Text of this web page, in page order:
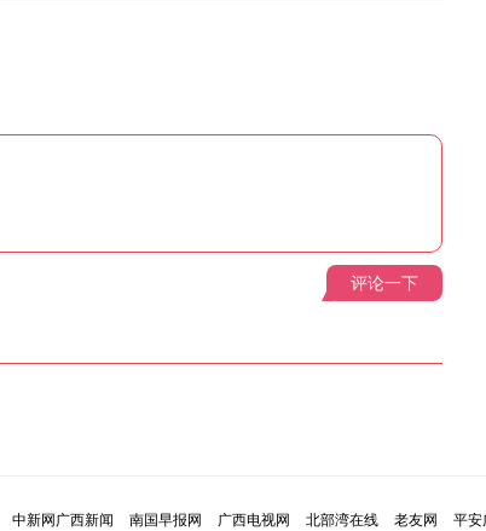
评论一下
中新网广西新闻 南国早报网 广西电视网 北部湾在线 老友网 平安